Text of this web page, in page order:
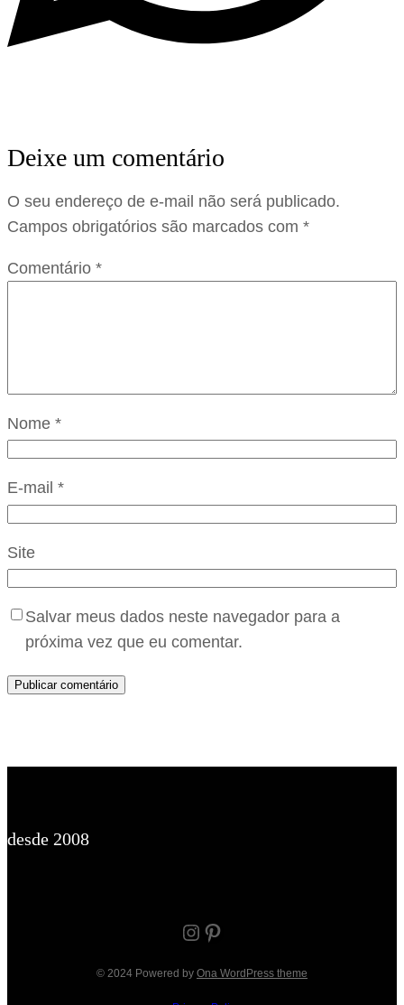
Deixe um comentário
O seu endereço de e-mail não será publicado.
Campos obrigatórios são marcados com *
Comentário *
Nome *
E-mail *
Site
Salvar meus dados neste navegador para a
próxima vez que eu comentar.
desde 2008
Instagram Pinterest
© 2024 Powered by Ona WordPress theme